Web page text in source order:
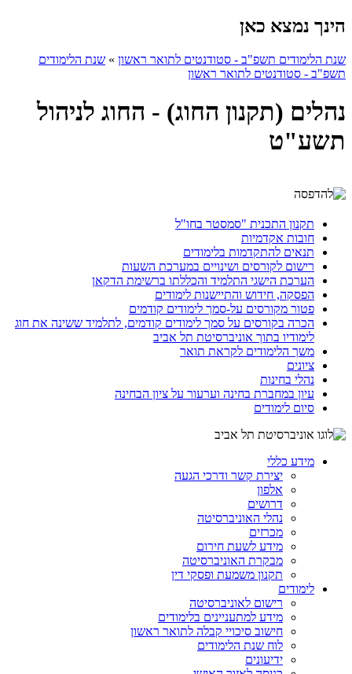
הינך נמצא כאן
שנת הלימודים תשפ"ב - סטודנטים לתואר ראשון » שנת הלימודים
תשפ"ב - סטודנטים לתואר ראשון
נהלים (תקנון החוג) - החוג לניהול
תשע"ט
תקנון התכנית "סמסטר בחו"ל
חובות אקדמיות
​תנאים להתקדמות בלימודים
רישום לקורסים ושינויים במערכת השעות
הערכת הישגי התלמיד והכללתו ברשימת הדקאן
הפסקה, חידוש והתיישנות לימודים
פטור מקורסים על-סמך לימודים קודמים
הכרה בקורסים על סמך לימודים קודמים, לתלמיד ששינה את חוג
לימודיו בתוך אוניברסיטת תל אביב
משך הלימודים לקראת תואר
ציונים
נהלי בחינות
עיון במחברת בחינה וערעור על ציון הבחינה
סיום לימודים
מידע כללי
יצירת קשר ודרכי הגעה
אלפון
דרושים
נהלי האוניברסיטה
מכרזים
מידע לשעת חירום
מבקרת האוניברסיטה
תקנון משמעת ופסקי דין
לימודים
רישום לאוניברסיטה
מידע למתעניינים בלימודים
חישוב סיכויי קבלה לתואר ראשון
לוח שנת הלימודים
ידיעונים